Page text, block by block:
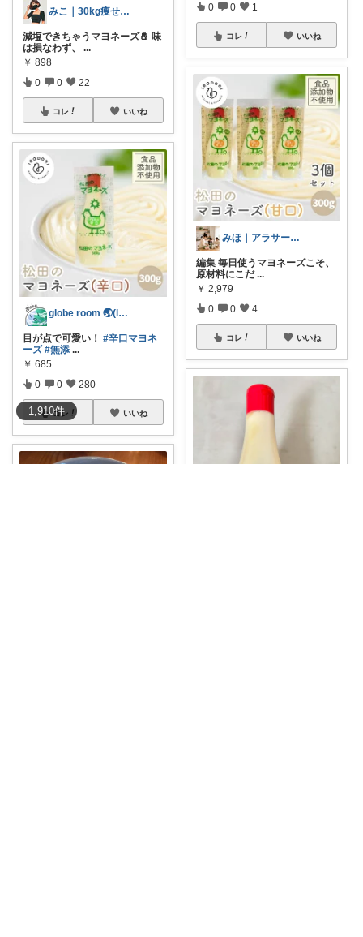
1,910件
みこ｜30kg痩せたアラサー薬剤師🩵
減塩できちゃうマヨネーズ🧂 味
は損なわず、
...
￥ 898
0 0 22
コレ いいね
globe room 🌏️(lvl )
目が点で可愛い！ #辛口マヨネ
ーズ #無添 ...
￥ 685
0 0 280
コレ いいね
0 0 1
コレ いいね
みほ｜アラサー主婦｜共働き｜2児育児中
編集 毎日使うマヨネーズこそ、
原材料にこだ ...
￥ 2,979
0 0 4
コレ いいね